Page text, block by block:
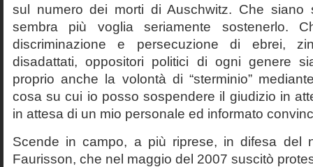
sul numero dei morti di Auschwitz. Che siano
sembra più voglia seriamente sostenerlo.
discriminazione e persecuzione di ebrei,
disadattati, oppositori politici di ogni genere
proprio anche la volontà di “sterminio”
cosa su cui io posso sospendere il giudizio in
in attesa di un mio personale ed informato
Scende in campo, a più riprese, in difesa del
Faurisson, che nel maggio del 2007 suscitò